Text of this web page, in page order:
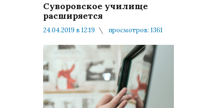
Суворовское училище
расширяется
24.04.2019 в 12:19
просмотров: 1361